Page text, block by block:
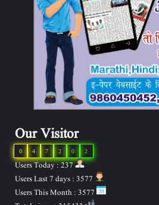
Our Visitor
2
0
2
7
4
0
Users Today : 237